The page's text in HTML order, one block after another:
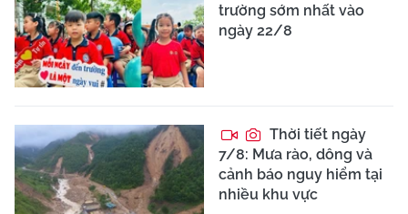
trường sớm nhất vào
ngày 22/8
Thời tiết ngày
7/8: Mưa rào, dông và
cảnh báo nguy hiểm tại
nhiều khu vực